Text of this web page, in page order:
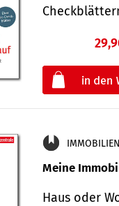
Meine
Haus oder